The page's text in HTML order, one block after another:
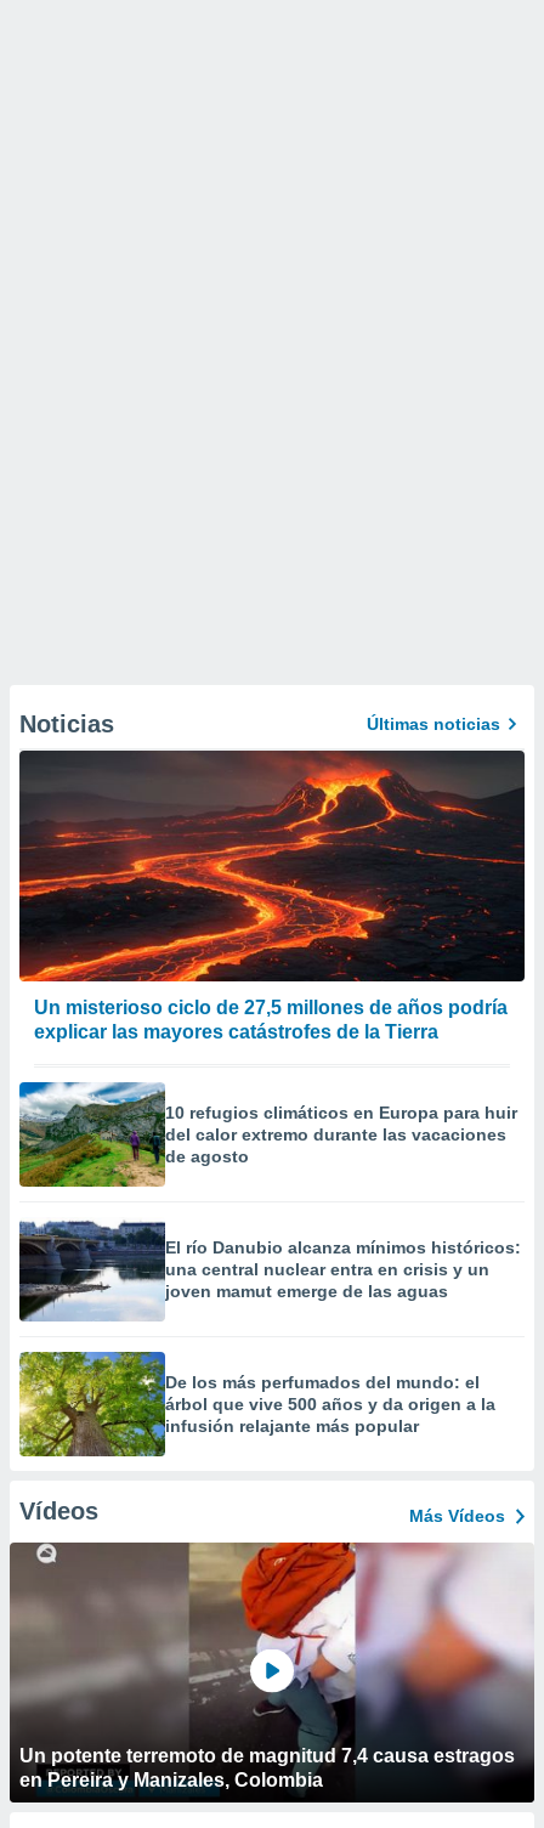
Noticias Últimas noticias
Un misterioso ciclo de 27,5 millones de años podría
explicar las mayores catástrofes de la Tierra
10 refugios climáticos en Europa para huir
del calor extremo durante las vacaciones
de agosto
El río Danubio alcanza mínimos históricos:
una central nuclear entra en crisis y un
joven mamut emerge de las aguas
De los más perfumados del mundo: el
árbol que vive 500 años y da origen a la
infusión relajante más popular
Vídeos Más Vídeos
Un potente terremoto de magnitud 7,4 causa estragos
en Pereira y Manizales, Colombia